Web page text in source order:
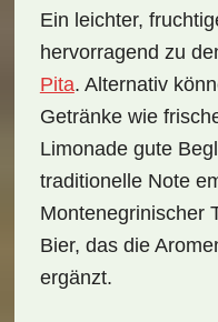
Ein leichter,
hervorragend zu
Pita. Alternativ
Getränke wie
Limonade gute
traditionelle Note
Montenegrinischer
Bier, das die
ergänzt.